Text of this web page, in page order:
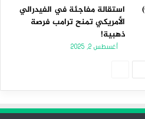
صحيفة: “أوبن إيه آي” (OpenAI)
استقالة مفاجئة في الفيدرالي
الأمريكي تمنح ترامب فرصة
ذهبية!
أغسطس 2, 2025